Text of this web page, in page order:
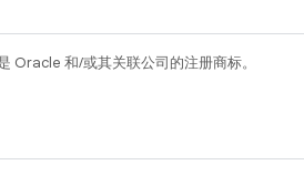
Oracle 和/或其关联公司的注册商标。